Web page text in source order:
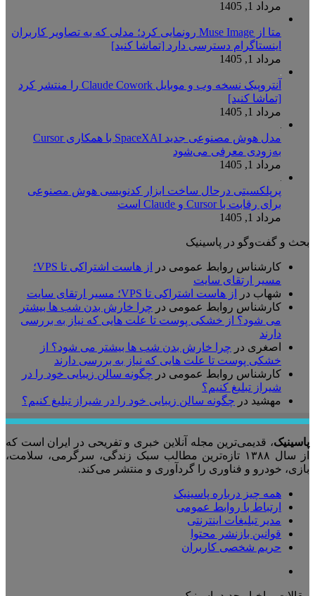
مرداد 1, 1405
متا از Muse Image رونمایی کرد؛ مدلی که به تصاویر کاربران
اینستاگرام دسترسی دارد [تماشا کنید]
مرداد 1, 1405
آنتروپیک نسخه وب و موبایل Claude Cowork را منتشر کرد
[تماشا کنید]
مرداد 1, 1405
مدل هوش مصنوعی جدید SpaceXAI با همکاری Cursor
به‌زودی معرفی می‌شود
مرداد 1, 1405
پرپلکسیتی درحال ساخت ابزار کدنویسی هوش مصنوعی
برای رقابت با Cursor و Claude است
مرداد 1, 1405
بحث و گفت‌وگو در پاسینیک
کارشناس روابط عمومی در
از هاست اشتراکی تا VPS؛
مسیر ارتقای سایت
شهاب در
از هاست اشتراکی تا VPS؛ مسیر ارتقای سایت
کارشناس روابط عمومی در چرا خارش بدن شب ها بیشتر
می شود؟ از خشکی پوست تا علت هایی که نیاز به بررسی
دارند
اصغری در چرا خارش بدن شب ها بیشتر می شود؟ از
خشکی پوست تا علت هایی که نیاز به بررسی دارند
کارشناس روابط عمومی در چگونه سالن زیبایی خود را در
شیراز تبلیغ کنیم؟
مهشید در چگونه سالن زیبایی خود را در شیراز تبلیغ کنیم؟
پاسینیک، قدیمی‌ترین مجله آنلاین خبری و تفریحی در ایران است که
از سال ۱۳۸۸ تازه‌ترین مطالب سبک زندگی، سرگرمی، سلامت،
بازی، خودرو و فناوری را گردآوری و منتشر می‌کند.
همه چیز درباره پاسینیک
ارتباط با روابط عمومی
مدیر تبلیغات اینترنتی
قوانین بازنشر محتوا
حریم شخصی کاربران